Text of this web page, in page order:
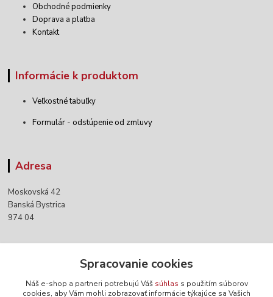
Obchodné podmienky
Doprava a platba
Kontakt
Informácie k produktom
Veľkostné tabuľky
Formulár - odstúpenie od zmluvy
Adresa
Moskovská 42
Banská Bystrica
974 04
+421 903 152 158
Spracovanie cookies
Náš e-shop a partneri potrebujú Váš súhlas s použitím súborov
cookies, aby Vám mohli zobrazovať informácie týkajúce sa Vašich